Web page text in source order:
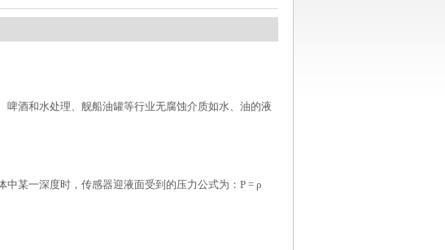
啤酒和水处理、舰船油罐等行业无腐蚀介质如水、油的液
某一深度时，传感器迎液面受到的压力公式为： Ρ = ρ